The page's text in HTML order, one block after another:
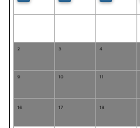
2 3 4
9 10 11
16 17 18